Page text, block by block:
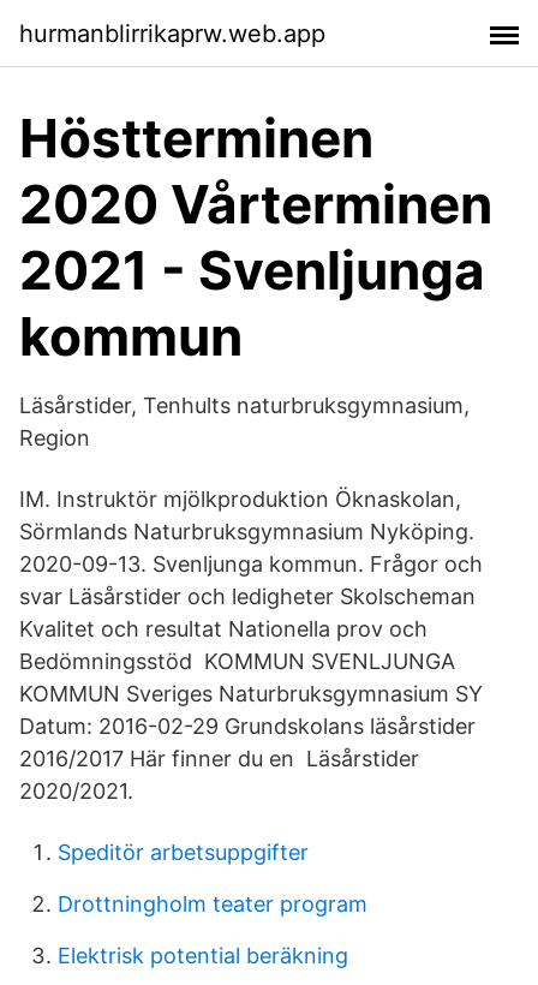
hurmanblirrikaprw.web.app
Höstterminen
2020 Vårterminen
2021 - Svenljunga
kommun
Läsårstider, Tenhults naturbruksgymnasium,
Region
IM. Instruktör mjölkproduktion Öknaskolan,
Sörmlands Naturbruksgymnasium Nyköping.
2020-09-13. Svenljunga kommun. Frågor och
svar Läsårstider och ledigheter Skolscheman
Kvalitet och resultat Nationella prov och
Bedömningsstöd KOMMUN SVENLJUNGA
KOMMUN Sveriges Naturbruksgymnasium SY
Datum: 2016-02-29 Grundskolans läsårstider
2016/2017 Här finner du en Läsårstider
2020/2021.
Speditör arbetsuppgifter
Drottningholm teater program
Elektrisk potential beräkning